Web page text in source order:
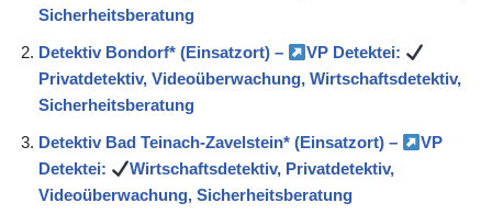
Sicherheitsberatung
Detektiv Bondorf* (Einsatzort) –
VP Detektei:
Privatdetektiv, Videoüberwachung, Wirtschaftsdetektiv,
Sicherheitsberatung
Detektiv Bad Teinach-Zavelstein* (Einsatzort) –
VP
Detektei:
Wirtschaftsdetektiv, Privatdetektiv,
Videoüberwachung, Sicherheitsberatung